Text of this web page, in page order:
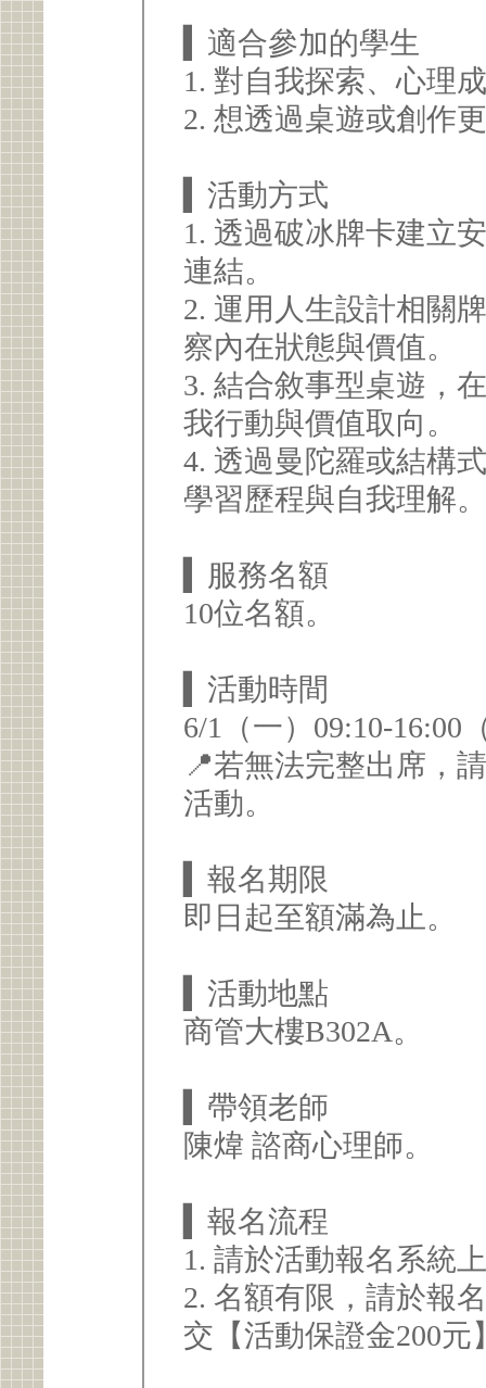
▍適合參加的學生
1. 對自我探索、心理
2. 想透過桌遊或創作
▍活動方式
1. 透過破冰牌卡建立
連結。
2. 運用人生設計相關
察內在狀態與價值。
3. 結合敘事型桌遊，
我行動與價值取向。
4. 透過曼陀羅或結構
學習歷程與自我理解
▍服務名額
10位名額。
▍活動時間
6/1（一）09:10-16:00
📍若無法完整出席，
活動。
▍報名期限
即日起至額滿為止。
▍活動地點
商管大樓B302A。
▍帶領老師
陳煒 諮商心理師。
▍報名流程
1. 請於活動報名系統
2. 名額有限，請於報
交【活動保證金200